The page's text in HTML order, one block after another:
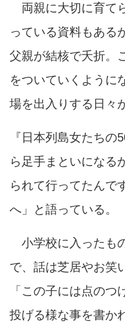
両親に大切に育て
っている資料もある
父親が結核で夭折。
をついていくように
場を出入りする日々
『日本列島女たちの
ら足手まといになる
られて行ってたんで
へ」と語っている。
小学校に入ったも
で、話は芝居やお笑
「この子には点のつ
投げる様な事を書か